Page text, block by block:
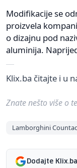
Modifikacije se
proizvela
o dizajnu pod
aluminija.
Klix.ba čitajte i u
Znate nešto više o
Lamborghini
Dodajte